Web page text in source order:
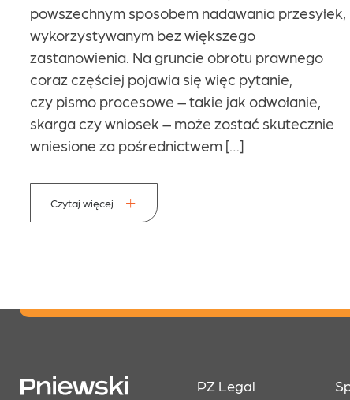
powszechnym sposobem nadawania przesyłek,
wykorzystywanym bez większego
zastanowienia. Na gruncie obrotu prawnego
coraz częściej pojawia się więc pytanie,
czy pismo procesowe – takie jak odwołanie,
skarga czy wniosek – może zostać skutecznie
wniesione za pośrednictwem […]
Czytaj więcej
PZ Legal